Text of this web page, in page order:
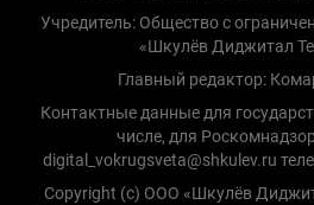
Учредитель: Общество с
«Шкулёв Диджитал
Главный редактор:
Контактные данные для
числе, для
digital_vokrugsveta@shkulev.ru
Copyright (с) ООО «Шкулёв